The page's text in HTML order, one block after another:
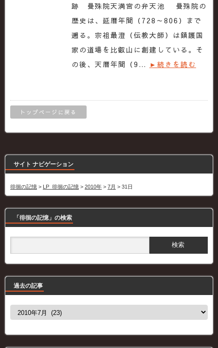
跡 曼殊院天満宮の弁天池 曼殊院の
歴史は、延暦年間（728～806）まで
遡る。宗祖最澄（伝教大師）は鎮護国
家の道場を比叡山に創建している。そ
の後、天暦年間（9… ►続きを読む
トップページに戻る
サイト ナビゲーション
徘徊の記憶 > LP_徘徊の記憶 > 2010年 > 7月 > 31日
「徘徊の記憶」の検索
過去の記事
過
事